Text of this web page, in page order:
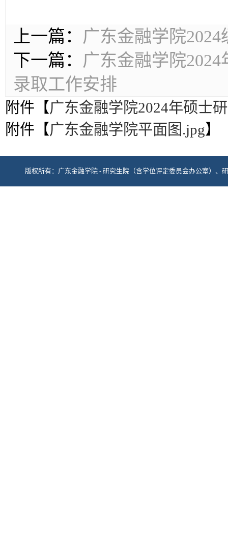
上一篇： 广东金融学院
下一篇： 广东金融学院
录取工作安排
附件【广东金融学院2024年硕士
附件【广东金融学院平面图.jpg】
版权所有：广东金融学院 - 研究生院（含学位评定委员会办公室）